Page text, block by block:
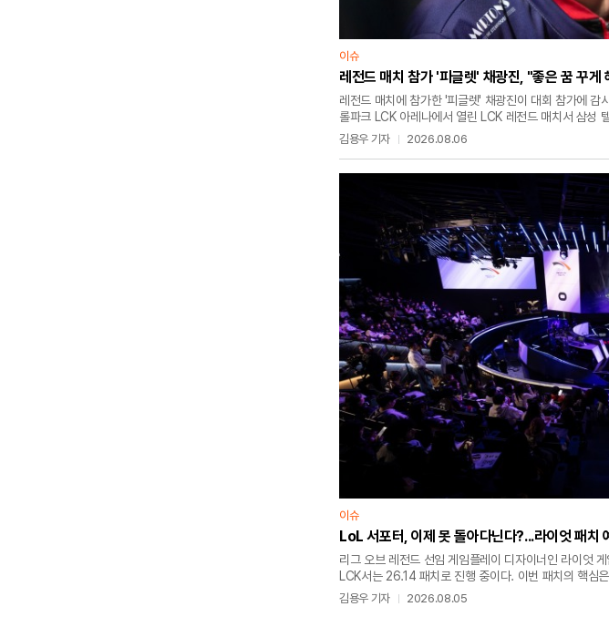
이슈
레전드 매치 참가 '피글렛' 채광진, "좋은 꿈 꾸게
레전드 매치에 참가한 '피글렛' 채광진이 대회 참가에
롤파크 LCK 아레나에서 열린 LCK 레전드 매치서 삼성
자신의 SNS에 "레전드 매치에 초대해 줘서 정말 감사하
리그 오브 레전드 월드 챔피언십(롤드컵)서 웃승을 차지
김용우 기자 2026.08.06
이슈
LoL 서포터, 이제 못 돌아다닌다?...라이엇 패치
리그 오브 레전드 선임 게임플레이 디자이너인 라이엇
LCK서는 26.14 패치로 진행 중이다. 이번 패치의 핵심
메타'로 불리는 26.14 패치서는 마법사 원거리 딜러 챔
상황이 정리되면 탑으로 이동해서 탑 라이너를 괴롭히
김용우 기자 2026.08.05